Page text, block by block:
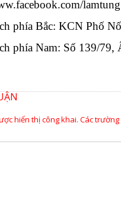
phía Bắc: KCN Phố
phía Nam: Số 139/
hiển thị công khai. Các